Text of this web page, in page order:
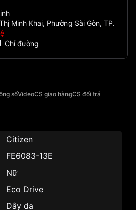
Minh Khai, Phường Sài Gòn, TP.
Chỉ đường
sốVideoCS giao hàngCS đổi trả
Citizen
FE6083-13E
Nữ
Eco Drive
Dây da